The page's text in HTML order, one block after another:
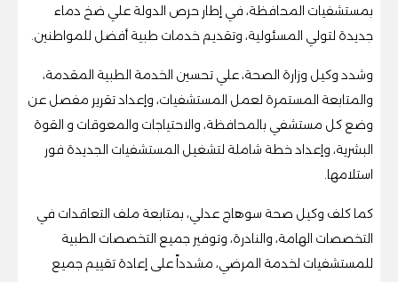
بمستشفيات المحافظة، في إطار حرص الدولة علي ضخ دماء
جديدة لتولي المسئولية، وتقديم خدمات طبية أفضل للمواطنين.
وشدد وكيل وزارة الصحة، علي تحسين الخدمة الطبية المقدمة،
والمتابعة المستمرة لعمل المستشفيات، وإعداد تقرير مفصل عن
وضع كل مستشفي بالمحافظة، والاحتياجات والمعوقات و القوة
البشرية، وإعداد خطة شاملة لتشغيل المستشفيات الجديدة فور
استلامها.
كما كلف وكيل صحة سوهاج عدلي، بمتابعة ملف التعاقدات في
التخصصات الهامة، والنادرة، وتوفير جميع التخصصات الطبية
للمستشفيات لخدمة المرضي، مشدداً على إعادة تقييم جميع